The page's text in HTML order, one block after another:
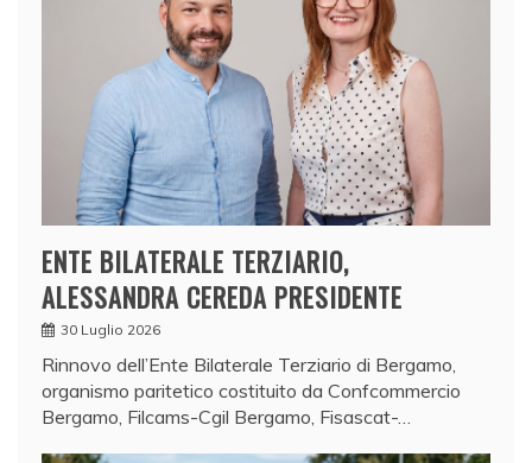
ENTE BILATERALE TERZIARIO,
ALESSANDRA CEREDA PRESIDENTE
30 Luglio 2026
Rinnovo dell’Ente Bilaterale Terziario di Bergamo,
organismo paritetico costituito da Confcommercio
Bergamo, Filcams-Cgil Bergamo, Fisascat-…